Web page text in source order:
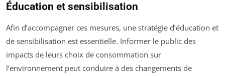
Éducation et sensibilisation
Afin d’accompagner ces mesures, une stratégie d’éducation et
de sensibilisation est essentielle. Informer le public des
impacts de leurs choix de consommation sur
l’environnement peut conduire à des changements de